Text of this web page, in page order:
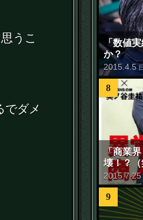
うこ
でダメ
「数値
か？
2015 .4.5 日
8
「商業
壊！？
2015.7.25
9